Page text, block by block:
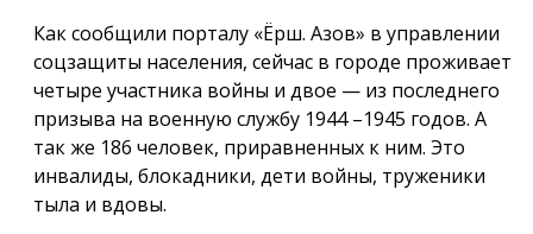
Как сообщили порталу «Ёрш. Азов» в управлении
соцзащиты населения, сейчас в городе проживает
четыре участника войны и двое — из последнего
призыва на военную службу 1944 –1945 годов. А
так же 186 человек, приравненных к ним. Это
инвалиды, блокадники, дети войны, труженики
тыла и вдовы.